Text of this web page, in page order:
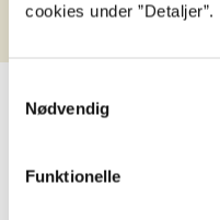
cookies under ”Detaljer”.
Nødvendig
Funktionelle
lorem ipsum dolor